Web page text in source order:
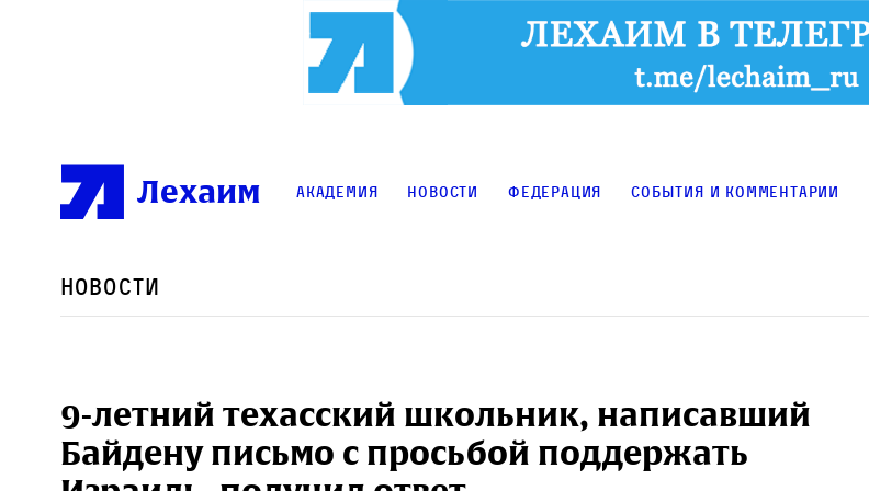
Лехаим Академия Новости Федерация События и комментарии
Новости
9-летний техасский школьник, написавший
Байдену письмо с просьбой поддержать